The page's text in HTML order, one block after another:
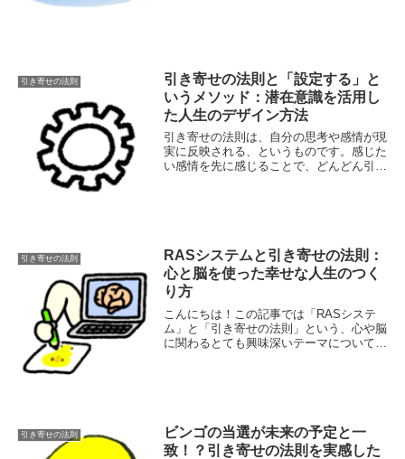
引き寄せの法則
引き寄せの法則と「設定する」と
いうメソッド：潜在意識を活用し
た人生のデザイン方法
引き寄せの法則は、自分の思考や感情が現
実に反映される、というものです。感じた
い感情を先に感じることで、どんどん引き
引き寄せの法則
RASシステムと引き寄せの法則：
心と脳を使った幸せな人生のつく
り方
こんにちは！この記事では「RASシステ
ム」と「引き寄せの法則」という、心や脳
に関わるとても興味深いテーマについてお
引き寄せの法則
ビンゴの当選が未来の予定と一
致！？引き寄せの法則を実感した